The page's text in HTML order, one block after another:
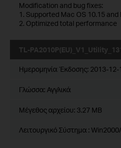
Modification and bug fixes:
1. Supported Mac OS 10.15
2. Optimized total performance
TL-
Ημερομηνία Έκδοσης: 2013-12-
Γλώσσα: Αγγλικά
Μέγεθος αρχείου: 3.27 MB
Λειτουργικό Σύστημα :